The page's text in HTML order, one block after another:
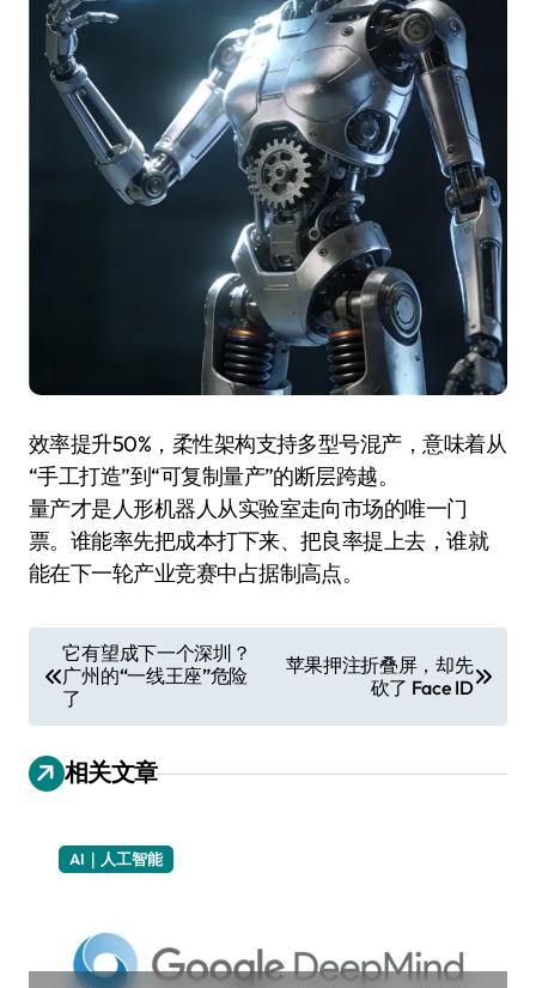
效率提升50%，柔性架构支持多型号混产，意味着从
“手工打造”到“可复制量产”的断层跨越。
量产才是人形机器人从实验室走向市场的唯一门
票。谁能率先把成本打下来、把良率提上去，谁就
能在下一轮产业竞赛中占据制高点。
章
导
航
它有望成下一个深圳？
广州的“一线王座”危险
了
苹果押注折叠屏，却先
砍了 Face ID
相关文章
AI｜人工智能